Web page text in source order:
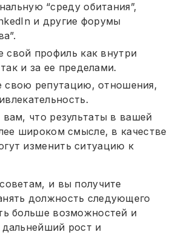
“среду обитания”,
и другие форумы
свой профиль как внутри
и за ее пределами.
свою репутацию, отношения,
что результаты в вашей
широком смысле, в качестве
изменить ситуацию к
и вы получите
должность следующего
больше возможностей и
дальнейший рост и